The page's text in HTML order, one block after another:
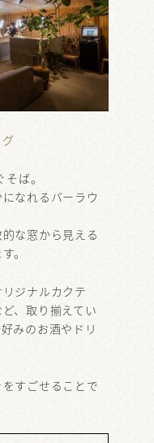
ば。
なれるバーラウ
な窓から見える
。
ジナルカクテ
、取り揃えてい
みのお酒やドリ
すごせることで